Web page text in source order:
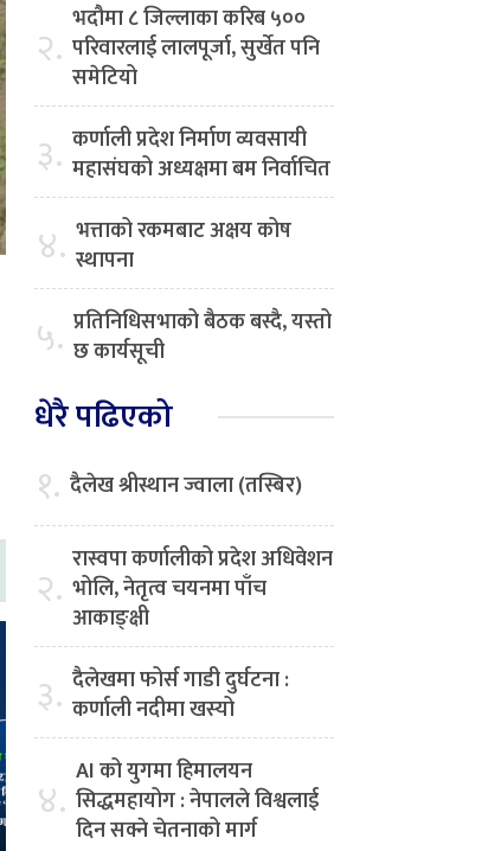
२. भदौमा ८ जिल्लाका करिब ५००
परिवारलाई लालपूर्जा, सुर्खेत पनि
समेटियो
३. कर्णाली प्रदेश निर्माण व्यवसायी
महासंघको अध्यक्षमा बम निर्वाचित
४. भत्ताको रकमबाट अक्षय कोष
स्थापना
५. प्रतिनिधिसभाको बैठक बस्दै, यस्तो
छ कार्यसूची
धेरै पढिएको
१. दैलेख श्रीस्थान ज्वाला (तस्बिर)
२. रास्वपा कर्णालीको प्रदेश अधिवेशन
भोलि, नेतृत्व चयनमा पाँच
आकाङ्क्षी
३. दैलेखमा फोर्स गाडी दुर्घटना :
कर्णाली नदीमा खस्यो
४. AI को युगमा हिमालयन
सिद्धमहायोग : नेपालले विश्वलाई
दिन सक्ने चेतनाको मार्ग